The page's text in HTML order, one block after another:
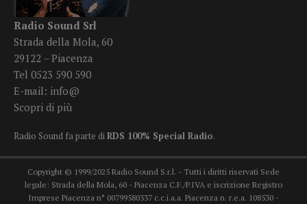
Radio Sound Srl
Strada della Mola, 60
29122 – Piacenza
Tel 0523 590 590
E-mail: info@
Scopri di più
Radio Sound fa parte diRDS 100% Special Radio.
Copyright © 1999/2025 Radio Sound S.r.l. - Tutti i diritti riservati Sede
legale: Strada della Mola, 60 - Piacenza C.F./P.IVA e iscrizione Registro
Imprese Piacenza n° 00799580337 c.c.i.a.a. Piacenza n. r.e.a. 108530 -